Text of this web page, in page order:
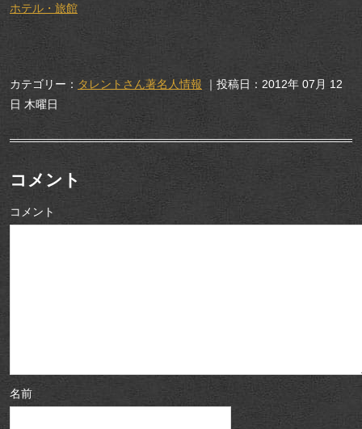
ホテル・旅館
カテゴリー： タレントさん著名人情報 ｜投稿日：2012年 07月 12
日 木曜日
コメント
コメント
名前